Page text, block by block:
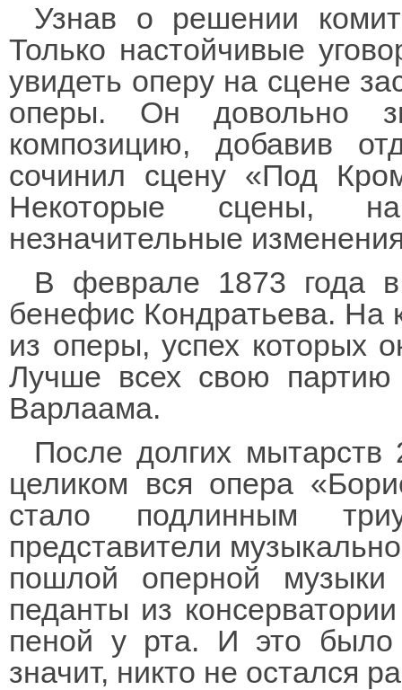
Узнав о решении
Только настойчивые
увидеть оперу на сцене
оперы. Он довольно
композицию, добавив
сочинил сцену «Под
Некоторые сцены,
незначительные
В феврале 1873 года в
бенефис Кондратьева. На
из оперы, успех которых
Лучше всех свою партию
Варлаама.
После долгих
целиком вся опера
стало подлинным
представители
пошлой оперной
педанты из
пеной у рта. И это было
значит, никто не остался